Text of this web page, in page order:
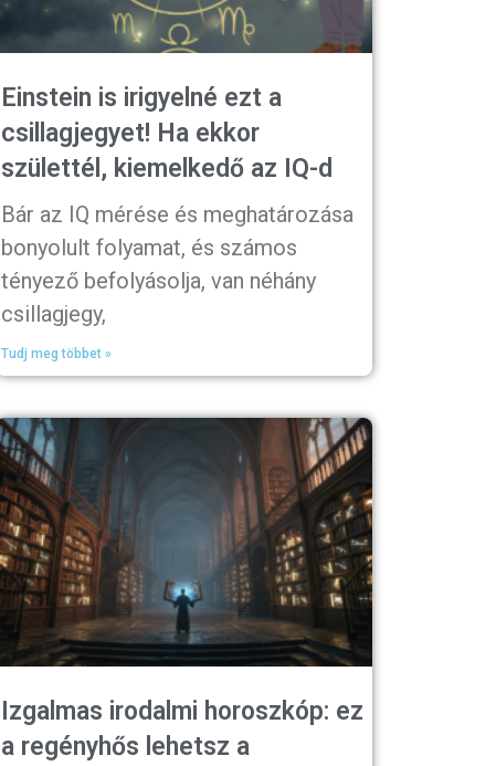
Einstein is irigyelné ezt a
csillagjegyet! Ha ekkor
születtél, kiemelkedő az IQ-d
Bár az IQ mérése és meghatározása
bonyolult folyamat, és számos
tényező befolyásolja, van néhány
csillagjegy,
Tudj meg többet »
Izgalmas irodalmi horoszkóp: ez
a regényhős lehetsz a